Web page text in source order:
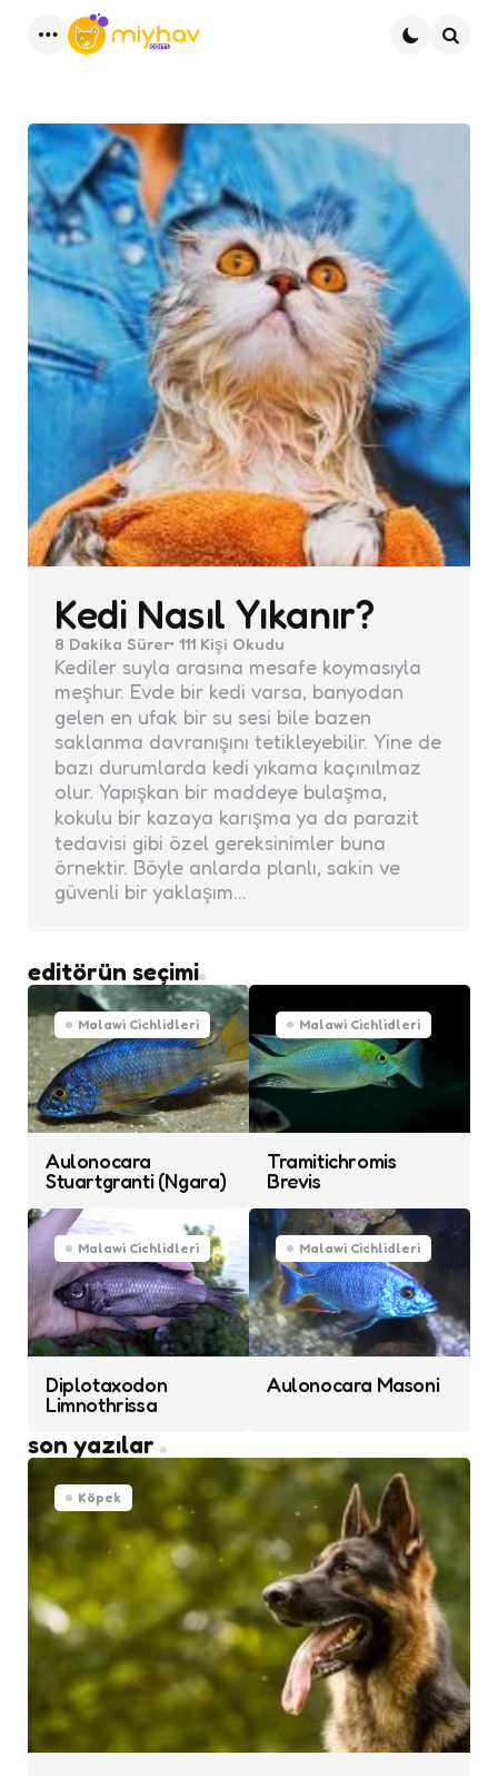
Kedi Nasıl Yıkanır?
8 Dakika Sürer 111 Kişi Okudu
Kediler suyla arasına mesafe koymasıyla
meşhur. Evde bir kedi varsa, banyodan
gelen en ufak bir su sesi bile bazen
saklanma davranışını tetikleyebilir. Yine de
bazı durumlarda kedi yıkama kaçınılmaz
olur. Yapışkan bir maddeye bulaşma,
kokulu bir kazaya karışma ya da parazit
tedavisi gibi özel gereksinimler buna
örnektir. Böyle anlarda planlı, sakin ve
güvenli bir yaklaşım...
editörün seçimi
Malawi Cichlidleri
Aulonocara
Stuartgranti (Ngara)
Malawi Cichlidleri
Tramitichromis
Brevis
Malawi Cichlidleri
Diplotaxodon
Limnothrissa
Malawi Cichlidleri
Aulonocara Masoni
son yazılar
Köpek